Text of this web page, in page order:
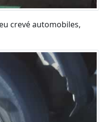
crevé automobiles,